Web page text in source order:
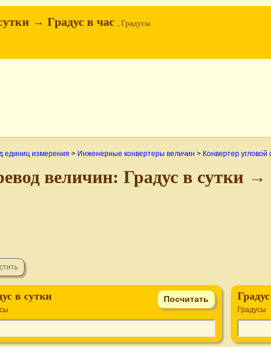
→ Градус в час , Градусы
единиц измерения > Инженерные конвертеры величин > Конвертер угловой
величин: Градус в сутки →
в сутки
Градусы